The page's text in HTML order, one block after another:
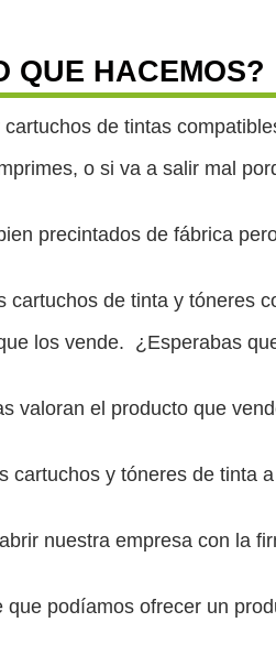
QUE HACEMOS?
de tintas
o si va a salir mal
precintados de fábrica
de tinta y tóneres
los vende. ¿Esperabas
valoran el producto que
cartuchos y tóneres de
nuestra empresa con la
podíamos ofrecer un